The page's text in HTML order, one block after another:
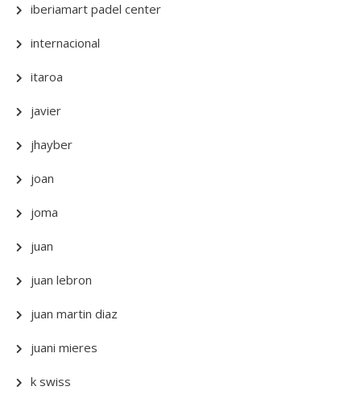
iberiamart padel center
internacional
itaroa
javier
jhayber
joan
joma
juan
juan lebron
juan martin diaz
juani mieres
k swiss